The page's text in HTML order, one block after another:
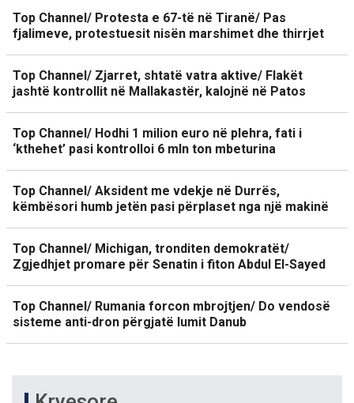
Top Channel/ Protesta e 67-të në Tiranë/ Pas
fjalimeve, protestuesit nisën marshimet dhe thirrjet
Top Channel/ Zjarret, shtatë vatra aktive/ Flakët
jashtë kontrollit në Mallakastër, kalojnë në Patos
Top Channel/ Hodhi 1 milion euro në plehra, fati i
‘kthehet’ pasi kontrolloi 6 mln ton mbeturina
Top Channel/ Aksident me vdekje në Durrës,
këmbësori humb jetën pasi përplaset nga një makinë
Top Channel/ Michigan, tronditen demokratët/
Zgjedhjet promare për Senatin i fiton Abdul El-Sayed
Top Channel/ Rumania forcon mbrojtjen/ Do vendosë
sisteme anti-dron përgjatë lumit Danub